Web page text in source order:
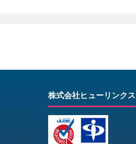
株式会社ヒューリンクス